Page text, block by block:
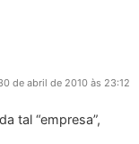
de abril de 2010 às 23:12
tal “empresa”,